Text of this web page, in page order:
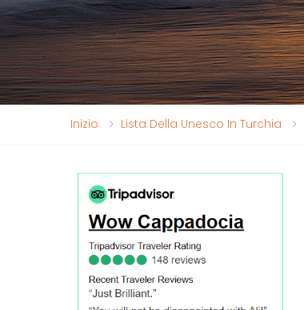
Inizio Lista Della Unesco In Turchia